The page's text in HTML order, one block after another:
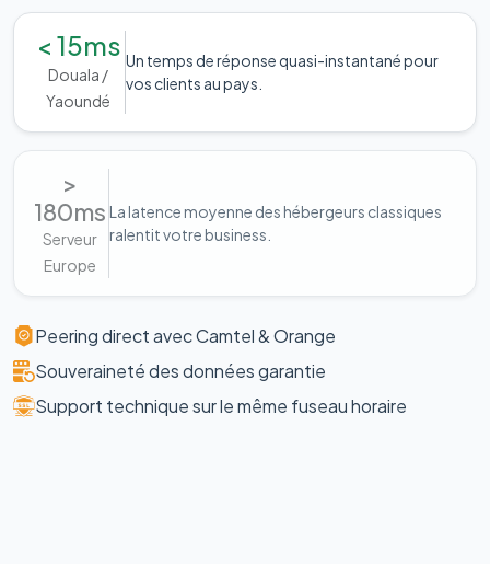
< 15ms
Douala /
Yaoundé
Un temps de réponse quasi-instantané pour
vos clients au pays.
>
180ms
Serveur
Europe
La latence moyenne des hébergeurs classiques
ralentit votre business.
Peering direct avec Camtel & Orange
Souveraineté des données garantie
Support technique sur le même fuseau horaire